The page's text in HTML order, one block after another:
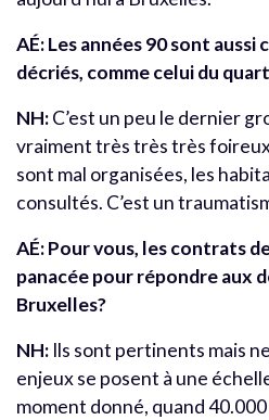
AÉ:Les années 90 sont
décriés, comme celui du
NH:C’est un peu le dernier
vraiment très très très
sont mal organisées, les
consultés. C’est un
AÉ:Pour vous, les contrats
panacée pour répondre aux
Bruxelles?
NH: Ils sont pertinents mais
enjeux se posent à une
moment donné, quand